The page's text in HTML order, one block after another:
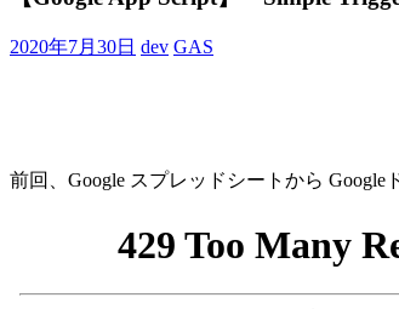
2020年7月30日 dev GAS
前回、Google スプレッドシートから